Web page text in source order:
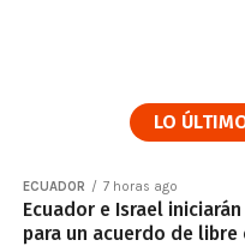
LO
ECUADOR 7 horas ago
Ecuador e Israel
para un acuerdo de libre